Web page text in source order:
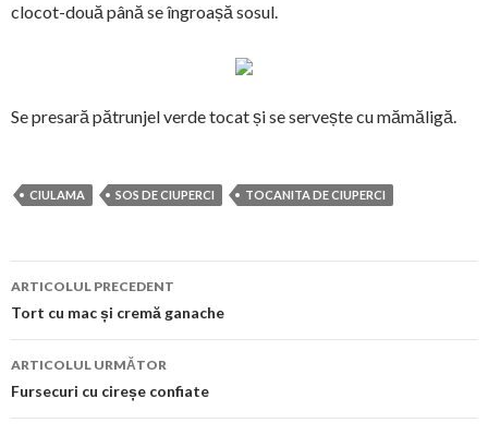
clocot-două până se îngroașă sosul.
Se presară pătrunjel verde tocat și se servește cu mămăligă.
CIULAMA SOS DE CIUPERCI TOCANITA DE CIUPERCI
Navigare
în
articol
ARTICOLUL PRECEDENT
Tort cu mac și cremă ganache
ARTICOLUL URMĂTOR
Fursecuri cu cireșe confiate